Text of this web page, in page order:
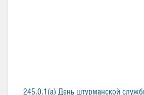
245.0.1(а) День штурманской